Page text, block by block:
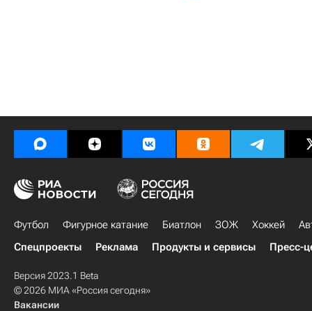
Футбол Фигурное катание Биатлон ЗОЖ Хоккей
Спецпроекты
Реклама Продукты и сервисы Пресс-
Версия 2023.1 Beta
© 2026 МИА «Россия сегодня»
Вакансии